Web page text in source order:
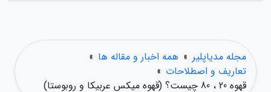
مجله مدیاپلیر » همه اخبار و مقاله ها »
تعاریف و اصطلاحات »
قهوه 20 ، 80 چیست؟ (قهوه میکس عربیکا و روبوستا)